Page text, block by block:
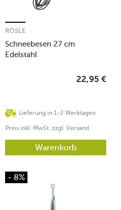
Schneebesen 27 cm
Edelstahl
RÖSLE
Lieferung in 1-2 Werktagen
22,95 €
Preis inkl. MwSt. zzgl. Versand
Warenkorb
- 8%